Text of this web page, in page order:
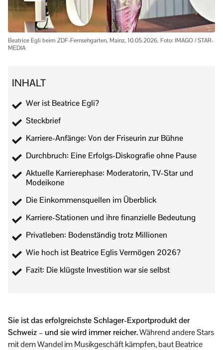
Beatrice Egli beim ZDF-Fernsehgarten, Mainz, 10.05.2026. Foto: IMAGO / STAR-
MEDIA
INHALT
Wer ist Beatrice Egli?
Steckbrief
Karriere-Anfänge: Von der Friseurin zur Bühne
Durchbruch: Eine Erfolgs-Diskografie ohne Pause
Aktuelle Karrierephase: Moderatorin, TV-Star und
Modeikone
Die Einkommensquellen im Überblick
Karriere-Stationen und ihre finanzielle Bedeutung
Privatleben: Bodenständig trotz Millionen
Wie hoch ist Beatrice Eglis Vermögen 2026?
Fazit: Die klügste Investition war sie selbst
Sie ist das erfolgreichste Schlager-Exportprodukt der
Schweiz – und sie wird immer reicher.Während andere Stars
mit dem Wandel im Musikgeschäft kämpfen, baut Beatrice